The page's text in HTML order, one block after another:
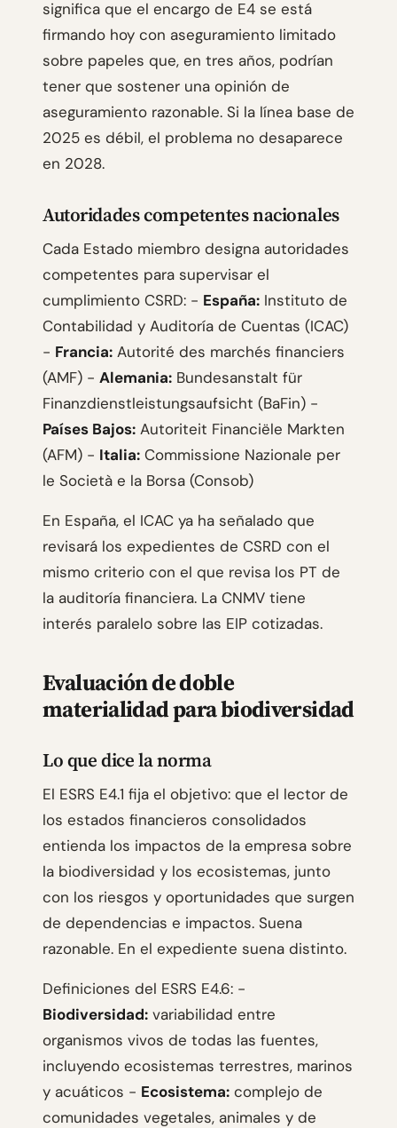
significa que el encargo de E4 se está
firmando hoy con aseguramiento limitado
sobre papeles que, en tres años, podrían
tener que sostener una opinión de
aseguramiento razonable. Si la línea base de
2025 es débil, el problema no desaparece
en 2028.
Autoridades competentes nacionales
Cada Estado miembro designa autoridades
competentes para supervisar el
cumplimiento CSRD: - España: Instituto de
Contabilidad y Auditoría de Cuentas (ICAC)
- Francia: Autorité des marchés financiers
(AMF) - Alemania: Bundesanstalt für
Finanzdienstleistungsaufsicht (BaFin) -
Países Bajos: Autoriteit Financiële Markten
(AFM) - Italia: Commissione Nazionale per
le Società e la Borsa (Consob)
En España, el ICAC ya ha señalado que
revisará los expedientes de CSRD con el
mismo criterio con el que revisa los PT de
la auditoría financiera. La CNMV tiene
interés paralelo sobre las EIP cotizadas.
Evaluación de doble
materialidad para biodiversidad
Lo que dice la norma
El ESRS E4.1 fija el objetivo: que el lector de
los estados financieros consolidados
entienda los impactos de la empresa sobre
la biodiversidad y los ecosistemas, junto
con los riesgos y oportunidades que surgen
de dependencias e impactos. Suena
razonable. En el expediente suena distinto.
Definiciones del ESRS E4.6: -
Biodiversidad: variabilidad entre
organismos vivos de todas las fuentes,
incluyendo ecosistemas terrestres, marinos
y acuáticos - Ecosistema: complejo de
comunidades vegetales, animales y de